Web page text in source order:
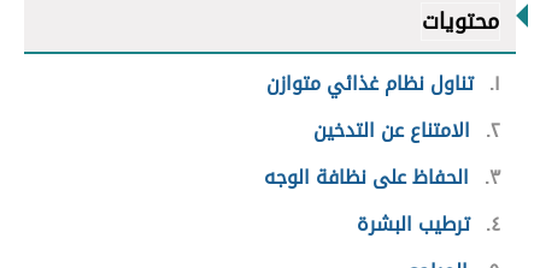
محتويات
١ تناول نظام غذائي متوازن
٢ الامتناع عن التدخين
٣
الحفاظ على نظافة الوجه
٤ ترطيب البشرة